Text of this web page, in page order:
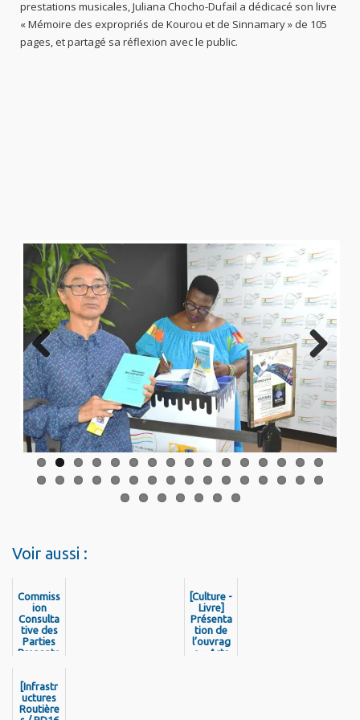
prestations musicales, Juliana Chocho-Dufail a dédicacé son livre
« Mémoire des expropriés de Kourou et de Sinnamary » de 105
pages, et partagé sa réflexion avec le public.
Previo
us
Next
Voir aussi :
Commiss
ion
Consulta
tive des
Parties
Prenante
[Culture -
Livre]
Présenta
tion de
l’ouvrag
e « Arts
[Infrastr
uctures
Routière